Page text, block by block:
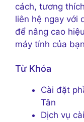
cách, tương
liên hệ ngay với
để nâng cao
máy tính của
Từ Khóa
Cài đặt
Tân
Dịch vụ